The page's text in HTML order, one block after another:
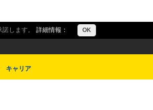
します。 詳細情報： OK
キャリア